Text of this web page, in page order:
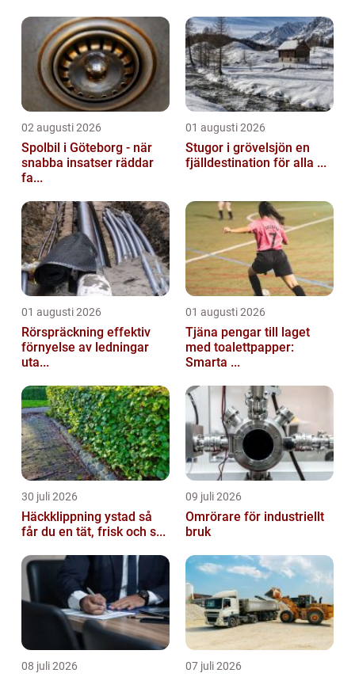
02 augusti 2026
Spolbil i Göteborg - när
snabba insatser räddar
fa...
01 augusti 2026
Stugor i grövelsjön en
fjälldestination för alla ...
01 augusti 2026
Rörspräckning effektiv
förnyelse av ledningar
uta...
01 augusti 2026
Tjäna pengar till laget
med toalettpapper:
Smarta ...
30 juli 2026
Häckklippning ystad så
får du en tät, frisk och s...
09 juli 2026
Omrörare för industriellt
bruk
08 juli 2026 07 juli 2026